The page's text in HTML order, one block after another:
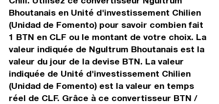
Bhoutanais en Unité d'investissement Chilien
(Unidad de Fomento) pour savoir combien fait
1 BTN en CLF ou le montant de votre choix. La
valeur indiquée de Ngultrum Bhoutanais est la
valeur du jour de la devise BTN. La valeur
indiquée de Unité d'investissement Chilien
(Unidad de Fomento) est la valeur en temps
réel de CLF. Grâce à ce convertisseur BTN /